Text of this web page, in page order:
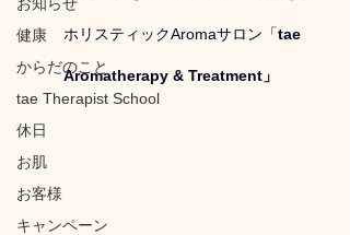
健康
からだのこと
tae Therapist School
休日
お肌
お客様
キャンペーン
ホリスティックAromaサロン「tae
Aromatherapy & Treatment」